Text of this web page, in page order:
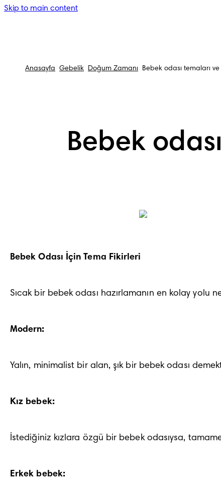
Skip to main content
Anasayfa Gebelik Doğum Zamanı Bebek odası temaları
Bebek
Bebek Odası İçin Tema Fikirleri
Sıcak bir bebek odası hazırlamanın en kolay yolu
Modern:
Yalın, minimalist bir alan, şık bir bebek odası
Kız bebek:
İstediğiniz kızlara özgü bir bebek odasıysa,
Erkek bebek: